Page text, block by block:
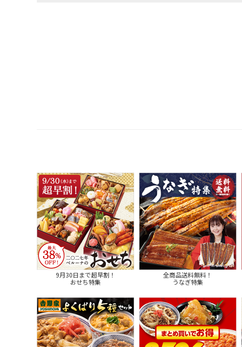
9月30日まで超早割！
おせち特集
全商品送料無料！
うなぎ特集